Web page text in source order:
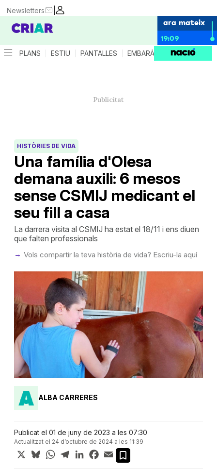
|
Newsletters
ara mateix
19:09
PLANS ESTIU PANTALLES EMBARÀS CRIANÇA
Una família d'Olesa
demana auxili: 6 mesos
sense CSMIJ medicant el
seu fill a casa
HISTÒRIES DE VIDA
La darrera visita al CSMIJ ha estat el 18/11 i ens diuen
que falten professionals
Vols compartir la teva història de vida? Escriu-la aquí
ALBA CARRERES
Publicat el 01 de juny de 2023 a les 07:30
Actualitzat el 24 d’octubre de 2024 a les 11:39
X BlueskyWhatsApp
TelegramLinkedInFacebook
Email